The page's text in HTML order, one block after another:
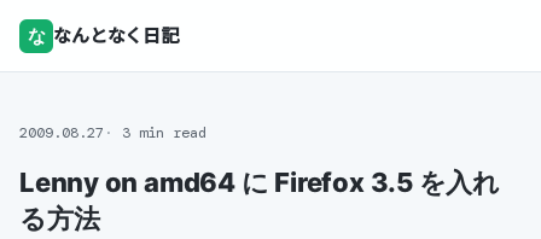
な なんとなく日記
2009.08.27 3 min read
Lenny on amd64 に Firefox 3.5 を入れ
る方法